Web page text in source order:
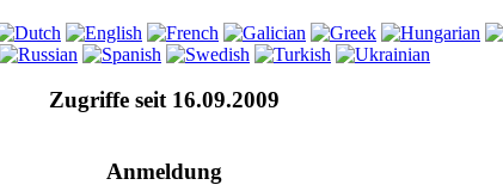
Zugriffe seit 16.09.2009
Anmeldung